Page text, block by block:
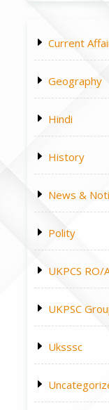
Current
Geography
Hindi
History
News &
Polity
UKPCS RO/
UKPSC
Uksssc